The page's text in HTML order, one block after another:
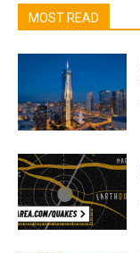
MOST READ